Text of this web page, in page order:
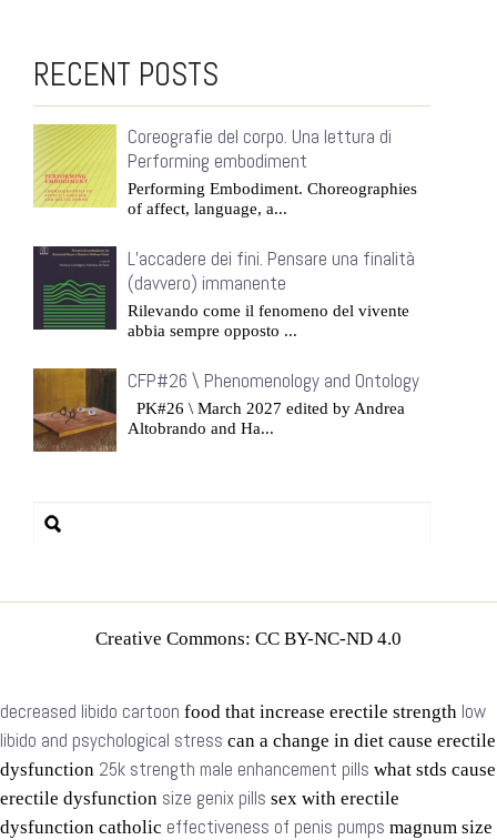
RECENT POSTS
Coreografie del corpo. Una lettura di
Performing embodiment
Performing Embodiment. Choreographies
of affect, language, a...
L’accadere dei fini. Pensare una finalità
(davvero) immanente
Rilevando come il fenomeno del vivente
abbia sempre opposto ...
CFP#26 \ Phenomenology and Ontology
PK#26 \ March 2027 edited by Andrea
Altobrando and Ha...
Creative Commons: CC BY-NC-ND 4.0
decreased libido cartoon food that increase erectile strength low
libido and psychological stress can a change in diet cause erectile
dysfunction 25k strength male enhancement pills what stds cause
erectile dysfunction size genix pills sex with erectile
dysfunction catholic effectiveness of penis pumps magnum size